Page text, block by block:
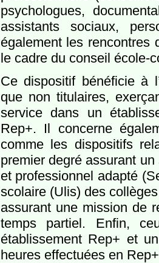
psychologues,
assistants sociaux,
également les rencontres
le cadre du conseil école-
Ce dispositif bénéficie à
que non titulaires,
service dans un
Rep+. Il concerne
comme les dispositifs
premier degré assurant
et professionnel adapté
scolaire (Ulis) des
assurant une mission de
temps partiel. Enfin,
établissement Rep+ et
heures effectuées en